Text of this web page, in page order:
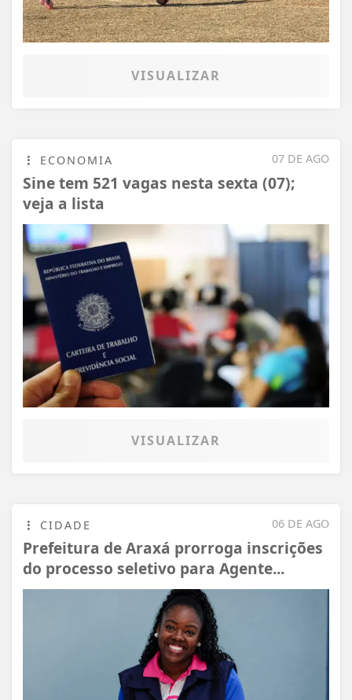
VISUALIZAR
07 DE AGO
ECONOMIA
Sine tem 521 vagas nesta sexta (07);
veja a lista
VISUALIZAR
06 DE AGO
CIDADE
Prefeitura de Araxá prorroga inscrições
do processo seletivo para Agente...